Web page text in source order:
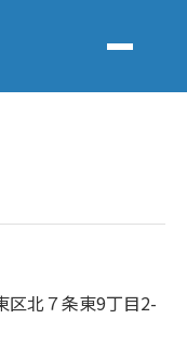
区北７条東9丁目2-